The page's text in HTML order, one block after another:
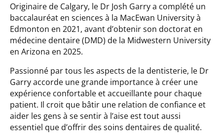
Originaire de Calgary, le Dr Josh Garry a complété un
baccalauréat en sciences à la MacEwan University à
Edmonton en 2021, avant d’obtenir son doctorat en
médecine dentaire (DMD) de la Midwestern University
en Arizona en 2025.
Passionné par tous les aspects de la dentisterie, le Dr
Garry accorde une grande importance à créer une
expérience confortable et accueillante pour chaque
patient. Il croit que bâtir une relation de confiance et
aider les gens à se sentir à l’aise est tout aussi
essentiel que d’offrir des soins dentaires de qualité.